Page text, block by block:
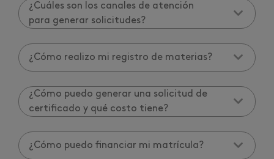
¿Cuáles son los canales de atención
para generar solicitudes?
¿Cómo realizo mi registro de materias?
¿Cómo puedo generar una solicitud de
certificado y qué costo tiene?
¿Cómo puedo financiar mi matrícula?